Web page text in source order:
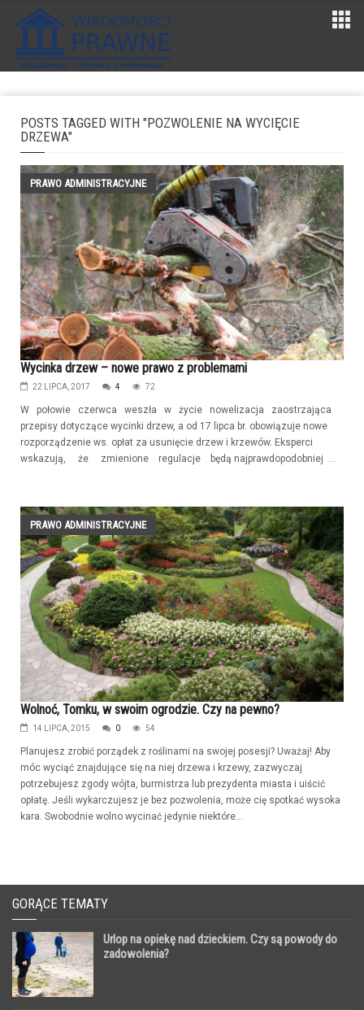
POSTS TAGGED WITH "POZWOLENIE NA WYCIĘCIE
DRZEWA"
PRAWO ADMINISTRACYJNE
Wycinka drzew – nowe prawo z problemami
22 LIPCA, 2017 4 72
W połowie czerwca weszła w życie nowelizacja zaostrzająca
przepisy dotyczące wycinki drzew, a od 17 lipca br. obowiązuje nowe
rozporządzenie ws. opłat za usunięcie drzew i krzewów. Eksperci
wskazują, że zmienione regulacje będą najprawdopodobniej ...
PRAWO ADMINISTRACYJNE
Wolnoć, Tomku, w swoim ogrodzie. Czy na pewno?
14 LIPCA, 2015 0 54
Planujesz zrobić porządek z roślinami na swojej posesji? Uważaj! Aby
móc wyciąć znajdujące się na niej drzewa i krzewy, zazwyczaj
potrzebujesz zgody wójta, burmistrza lub prezydenta miasta i uiścić
opłatę. Jeśli wykarczujesz je bez pozwolenia, może cię spotkać wysoka
kara. Swobodnie wolno wycinać jedynie niektóre...
GORĄCE TEMATY
Urlop na opiekę nad dzieckiem. Czy są powody do
zadowolenia?